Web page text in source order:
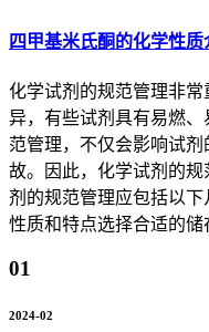
四甲基米氏酮的化学性质
化学试剂的规范管理非
异，有些试剂具有易燃
范管理，不仅会影响试
故。因此，化学试剂的
剂的规范管理应包括以
性质和特点选择合适的储
01
2024-02